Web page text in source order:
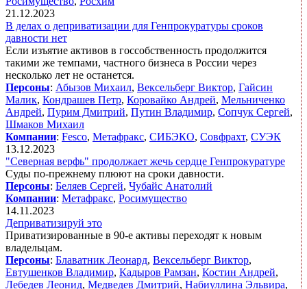
21.12.2023
В делах о деприватизации для Генпрокуратуры сроков
давности нет
Если изъятие активов в госсобственность продолжится
такими же темпами, частного бизнеса в России через
несколько лет не останется.
Персоны: Абызов Михаил, Вексельберг Виктор, Гайсин
Малик, Кондрашев Петр, Коровайко Андрей, Мельниченко
Андрей, Пурим Дмитрий, Путин Владимир, Сопчук Сергей,
Шмаков Михаил
Компании: Fesco, Метафракс, СИБЭКО, Совфрахт, СУЭК
13.12.2023
"Северная верфь" продолжает жечь сердце Генпрокуратуре
Суды по-прежнему плюют на сроки давности.
Персоны: Беляев Сергей, Чубайс Анатолий
Компании: Метафракс, Росимущество
14.11.2023
Деприватизируй это
Приватизированные в 90-е активы переходят к новым
владельцам.
Персоны: Блаватник Леонард, Вексельберг Виктор,
Евтушенков Владимир, Кадыров Рамзан, Костин Андрей,
Лебедев Леонид, Медведев Дмитрий, Набиуллина Эльвира,